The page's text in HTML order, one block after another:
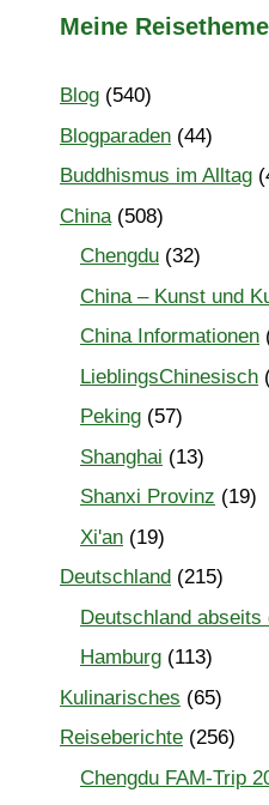
Meine
Blog (540)
Blogparaden (44)
Buddhismus im Alltag
China(508)
Chengdu (32)
China – Kunst und
China Informationen
LieblingsChinesisch
Peking (57)
Shanghai (13)
Shanxi Provinz (19)
Xi'an (19)
Deutschland (215)
Deutschland abseits
Hamburg (113)
Kulinarisches (65)
Reiseberichte (256)
Chengdu FAM-Trip